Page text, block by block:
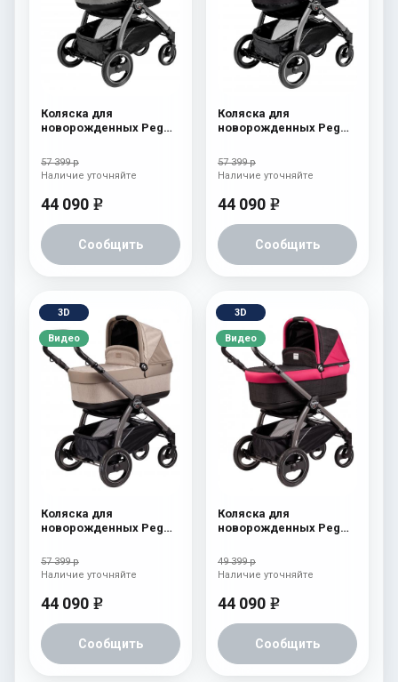
Коляска для
новорожденных Peg
(шасси White/Black)
atmosphere
57 399 р
44 090 e
Сообщить
Наличие уточняйте
Коляска для
новорожденных Peg
(шасси White/Black)
aquamarine
57 399 р
44 090 e
Сообщить
Наличие уточняйте
3D
Видео
Коляска для
новорожденных Peg
(шасси White/Black)
Cream
57 399 р
44 090 e
Сообщить
Наличие уточняйте
3D
Видео
Коляска для
новорожденных Peg
(шасси White/Black)
Fleur
49 399 р
44 090 e
Сообщить
Наличие уточняйте